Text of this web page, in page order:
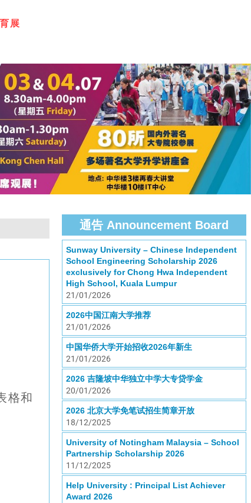
育展
格和
通告 Announcement Board
Sunway University – Chinese Independent
School Engineering Scholarship 2026
exclusively for Chong Hwa Independent
High School, Kuala Lumpur
21/01/2026
2026中国江南大学推荐
21/01/2026
中国华侨大学开始招收2026年新生
21/01/2026
2026 吉隆坡中华独立中学大专贷学金
20/01/2026
2026 北京大学免笔试招生简章开放
18/12/2025
University of Notingham Malaysia – School
Partnership Scholarship 2026
11/12/2025
Help University : Principal List Achiever
Award 2026